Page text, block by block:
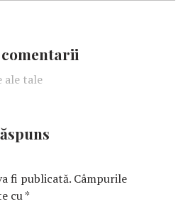
ale tale
fi publicată. Câmpurile
cu*